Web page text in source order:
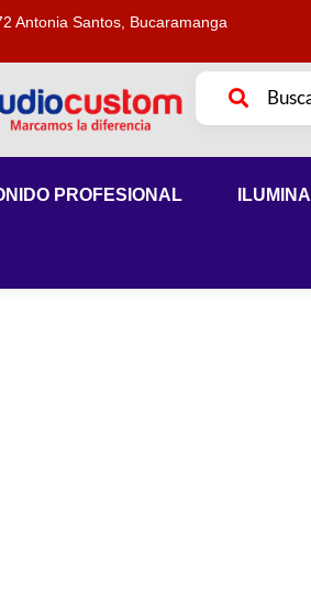
Antonia Santos, Bucaramanga
PROFESIONAL